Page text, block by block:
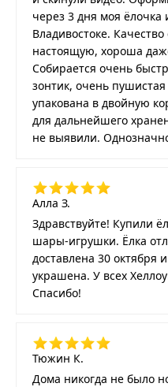
через 3 дня моя
Владивостоке.
настоящую, хороша
Собирается очень
зонтик, очень
упакована в двойную
для дальнейшего
не выявили.
Алла З.
Здравствуйте! Купили
шары-игрушки. Ёлка
доставлена 30 октября
украшена. У всех
Спасибо!
Тюжин К.
Дома никогда не было